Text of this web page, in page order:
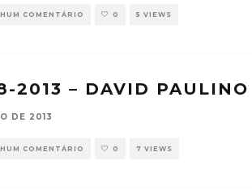
COMENTÁRIO 0 5 VIEWS
2013 – DAVID
DE 2013
COMENTÁRIO 0 7 VIEWS